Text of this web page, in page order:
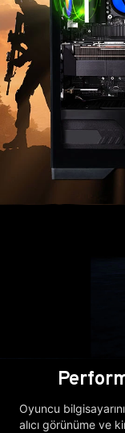
Oyuncu
alıcı görünüme ve